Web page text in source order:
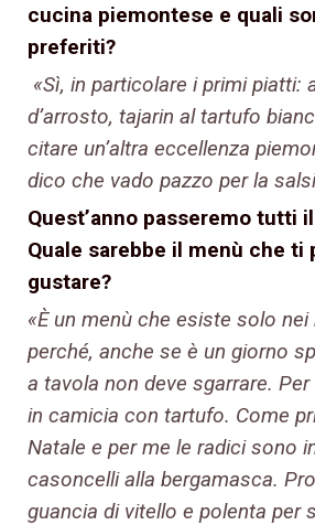
cucina piemontese e quali
preferiti?
«Sì, in particolare i primi piatti:
d’arrosto, tajarin al tartufo
citare un’altra eccellenza
dico che vado pazzo per la
Quest’anno passeremo tutti
Quale sarebbe il menù che ti
gustare?
«È un menù che esiste solo nei
perché, anche se è un giorno
a tavola non deve sgarrare.
in camicia con tartufo. Come
Natale e per me le radici sono
casoncelli alla bergamasca.
guancia di vitello e polenta per